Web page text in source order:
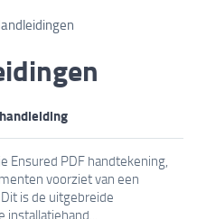
Ensured PDF handtekening,
voorziet van een
is de uitgebreide
installatiehand...